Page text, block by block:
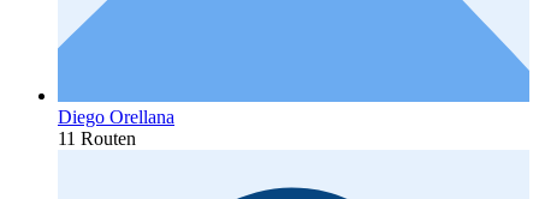
Diego Orellana
11 Routen